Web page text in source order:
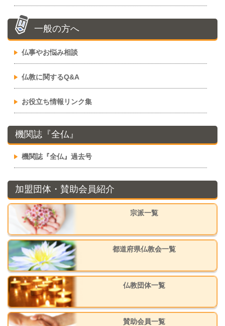
一般の方へ
仏事やお悩み相談
仏教に関するQ&A
お役立ち情報リンク集
機関誌『全仏』
機関誌『全仏』過去号
加盟団体・賛助会員紹介
宗派一覧
都道府県仏教会一覧
仏教団体一覧
賛助会員一覧